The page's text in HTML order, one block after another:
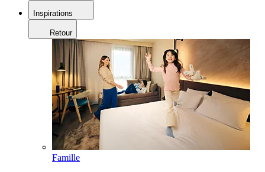
Inspirations
Retour
Famille